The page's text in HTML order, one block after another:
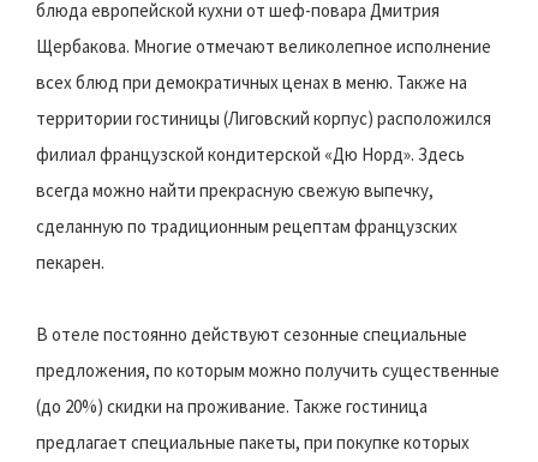
блюда европейской кухни от шеф-повара Дмитрия
Щербакова. Многие отмечают великолепное исполнение
всех блюд при демократичных ценах в меню. Также на
территории гостиницы (Лиговский корпус) расположился
филиал французской кондитерской «Дю Норд». Здесь
всегда можно найти прекрасную свежую выпечку,
сделанную по традиционным рецептам французских
пекарен.
В отеле постоянно действуют сезонные специальные
предложения, по которым можно получить существенные
(до 20%) скидки на проживание. Также гостиница
предлагает специальные пакеты, при покупке которых